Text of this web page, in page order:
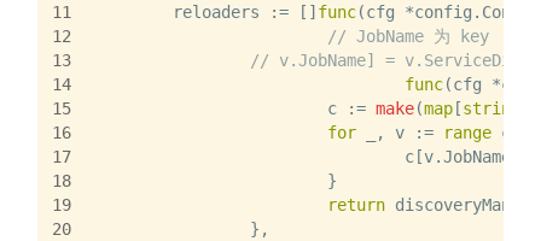
11
12
13
14
15
16
17
18
19
20
	reloaders := []
func(cfg
// JobName 为 key ，对
// v.JobName] =
func(cfg
			c :=
make(map[string
for _, v := range
			}
return
		},